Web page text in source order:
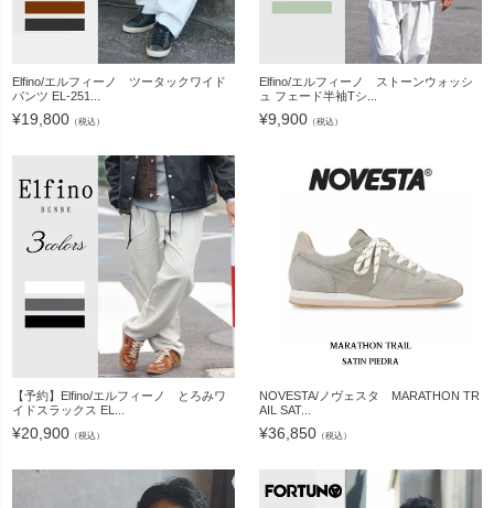
Elfino/エルフィーノ ツータックワイド
パンツ EL-251...
¥19,800 （税込）
Elfino/エルフィーノ ストーンウォッシ
ュ フェード半袖Tシ...
¥9,900 （税込）
【予約】Elfino/エルフィーノ とろみワ
イドスラックス EL...
¥20,900 （税込）
NOVESTA/ノヴェスタ MARATHON TR
AIL SAT...
¥36,850 （税込）